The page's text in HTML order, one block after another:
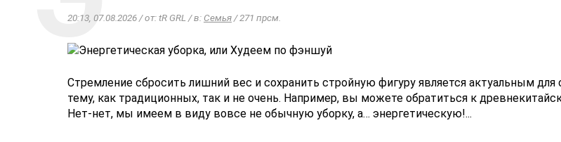
20:13, 07.08.2026 / от: tR GRL / в: Семья/ 271 прсм.
Стремление сбросить лишний вес и сохранить стройную фигуру является актуальным
тему, как традиционных, так и не очень. Например, вы можете обратиться к
Нет-нет, мы имеем в виду вовсе не обычную уборку, а… энергетическую!...